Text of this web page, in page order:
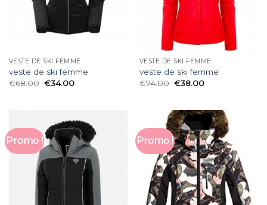
VESTE DE SKI FEMME
veste de ski femme
€68.00 €34.00
VESTE DE SKI FEMME
veste de ski femme
€74.00 €38.00
Promo ! Promo !